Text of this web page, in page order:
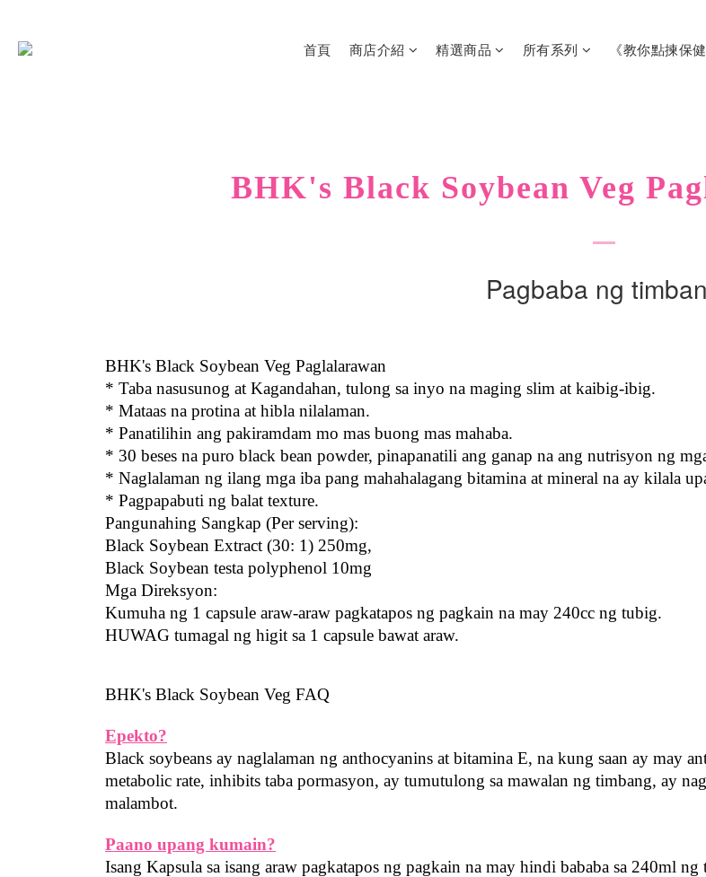
首頁 商店介紹 精選商品 所有系列 《教你點揀保健
BHK's Black Soybean Veg
Pagbaba ng
BHK's Black Soybean Veg Paglalarawan
* Taba nasusunog at Kagandahan, tulong sa inyo na maging slim at kaibig-ibig.
* Mataas na protina at hibla nilalaman.
* Panatilihin ang pakiramdam mo mas buong mas mahaba.
* 30 beses na puro black bean powder, pinapanatili ang ganap na ang nutrisyon ng
* Naglalaman ng ilang mga iba pang mahahalagang bitamina at mineral na ay kilala
* Pagpapabuti ng balat texture.
Pangunahing Sangkap (Per serving):
Black Soybean Extract (30: 1) 250mg,
Black Soybean testa polyphenol 10mg
Mga Direksyon:
Kumuha ng 1 capsule araw-araw pagkatapos ng pagkain na may 240cc ng tubig.
HUWAG tumagal ng higit sa 1 capsule bawat araw.
BHK's Black Soybean Veg FAQ
Epekto?
Black soybeans ay naglalaman ng anthocyanins at bitamina E, na kung saan ay may
metabolic rate, inhibits taba pormasyon, ay tumutulong sa mawalan ng timbang, ay
malambot.
Paano upang kumain?
Isang Kapsula sa isang araw pagkatapos ng pagkain na may hindi bababa sa 240ml